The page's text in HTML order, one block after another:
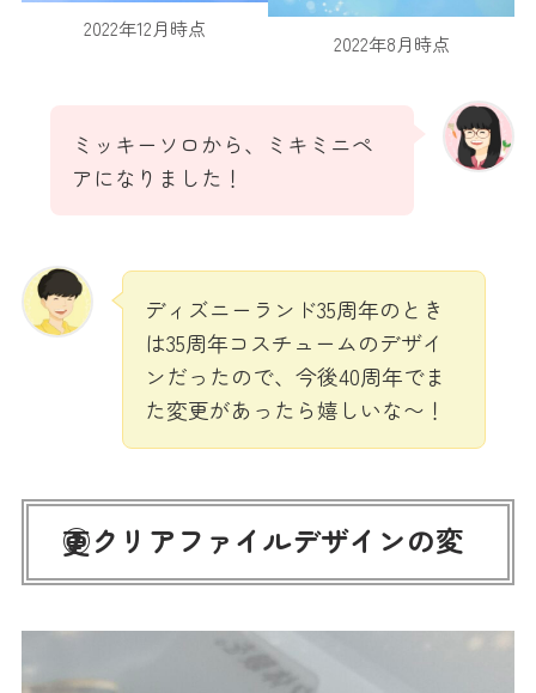
2022年12月時点
2022年8月時点
ミッキーソロから、ミキミニペ
アになりました！
ディズニーランド35周年のとき
は35周年コスチュームのデザイ
ンだったので、今後40周年でま
た変更があったら嬉しいな〜！
②クリアファイルデザインの変更